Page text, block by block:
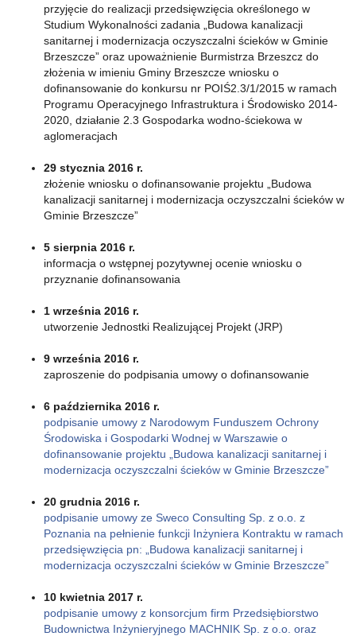
przyjęcie do realizacji przedsięwzięcia określonego w
Studium Wykonalności zadania „Budowa kanalizacji
sanitarnej i modernizacja oczyszczalni ścieków w Gminie
Brzeszcze” oraz upoważnienie Burmistrza Brzeszcz do
złożenia w imieniu Gminy Brzeszcze wniosku o
dofinansowanie do konkursu nr POIŚ2.3/1/2015 w ramach
Programu Operacyjnego Infrastruktura i Środowisko 2014-
2020, działanie 2.3 Gospodarka wodno-ściekowa w
aglomeracjach
29 stycznia 2016 r.
złożenie wniosku o dofinansowanie projektu „Budowa
kanalizacji sanitarnej i modernizacja oczyszczalni ścieków w
Gminie Brzeszcze”
5 sierpnia 2016 r.
informacja o wstępnej pozytywnej ocenie wniosku o
przyznanie dofinansowania
1 września 2016 r.
utworzenie Jednostki Realizującej Projekt (JRP)
9 września 2016 r.
zaproszenie do podpisania umowy o dofinansowanie
6 października 2016 r.
podpisanie umowy z Narodowym Funduszem Ochrony
Środowiska i Gospodarki Wodnej w Warszawie o
dofinansowanie projektu „Budowa kanalizacji sanitarnej i
modernizacja oczyszczalni ścieków w Gminie Brzeszcze”
20 grudnia 2016 r.
podpisanie umowy ze Sweco Consulting Sp. z o.o. z
Poznania na pełnienie funkcji Inżyniera Kontraktu w ramach
przedsięwzięcia pn: „Budowa kanalizacji sanitarnej i
modernizacja oczyszczalni ścieków w Gminie Brzeszcze”
10 kwietnia 2017 r.
podpisanie umowy z konsorcjum firm Przedsiębiorstwo
Budownictwa Inżynieryjnego MACHNIK Sp. z o.o. oraz